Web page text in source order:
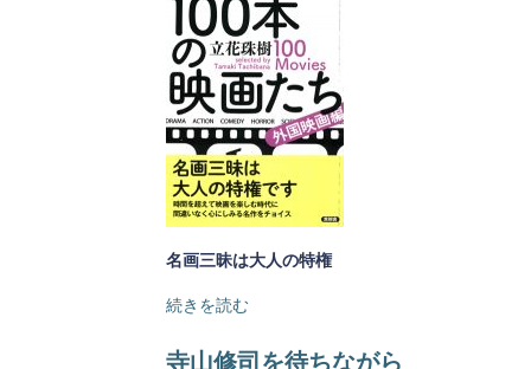
名画三昧は大人の特権
続きを読む
寺山修司を待ちながら